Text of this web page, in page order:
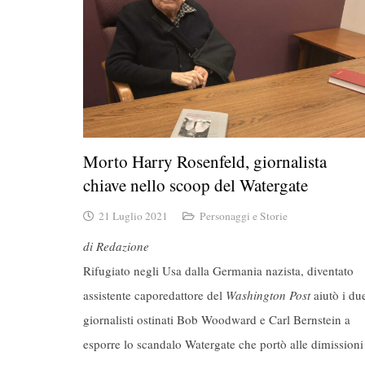
Morto Harry Rosenfeld, giornalista
chiave nello scoop del Watergate
21 Luglio 2021 Personaggi e Storie
di Redazione
Rifugiato negli Usa dalla Germania nazista, diventato
assistente caporedattore del Washington Postaiutò i
giornalisti ostinati Bob Woodward e Carl Bernstein a
esporre lo scandalo Watergate che portò alle dimissioni